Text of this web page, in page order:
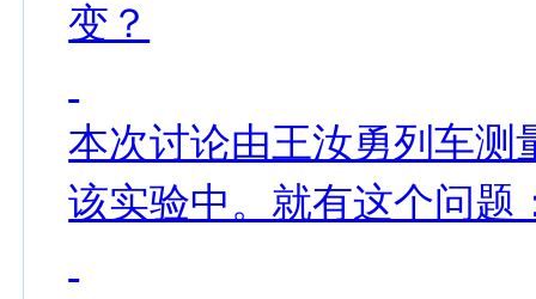
变？
本次讨论由王汝勇列车测
该实验中。就有这个问题